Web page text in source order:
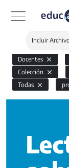
Incluir
Docentes
Colección
Todas